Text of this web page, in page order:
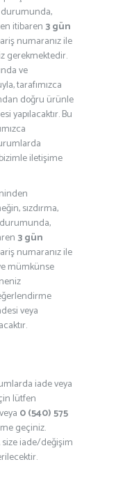
itibaren 3 gün
numaranız ile
gerekmektedir.
ve
tarafımızca
doğru ürünle
yapılacaktır. Bu
iletişime
sızdırma,
3 gün
numaranız ile
mümkünse
veya
iade veya
lütfen
veya 0 (540) 575
geçiniz.
size iade/değişim